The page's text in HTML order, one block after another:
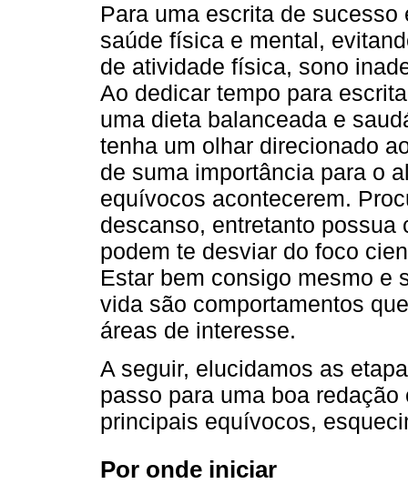
Para uma escrita de
saúde física e mental,
de atividade física, sono
Ao dedicar tempo para
uma dieta balanceada e
tenha um olhar direcionado
de suma importância para o
equívocos acontecerem.
descanso, entretanto
podem te desviar do foco
Estar bem consigo mesmo e
vida são comportamentos
áreas de interesse.
A seguir, elucidamos as
passo para uma boa
principais equívocos,
Por onde iniciar